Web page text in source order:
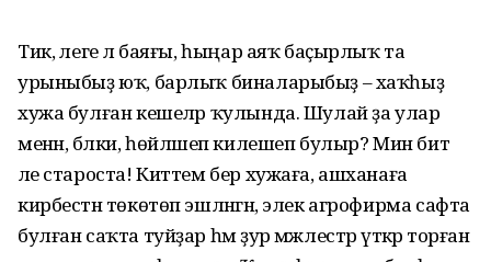
Тик, әлеге лә баяғы, һыңар аяҡ баҫырлыҡ та
урыныбыҙ юҡ, барлыҡ биналарыбыҙ – хаҡһыҙ
хужа булған кешеләр ҡулында. Шулай ҙа улар
менән, бәлки, һөйләшеп килешеп булыр? Мин бит
әле староста! Киттем бер хужаға, ашханаға
кирбестән төкөтөп эшләнгән, элек агрофирма сафта
булған саҡта туйҙар һәм ҙур мәжлестәр үткәрә торған